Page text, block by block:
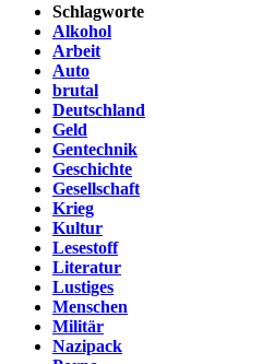
Schlagworte
Alkohol
Arbeit
Auto
brutal
Deutschland
Geld
Gentechnik
Geschichte
Gesellschaft
Krieg
Kultur
Lesestoff
Literatur
Lustiges
Menschen
Militär
Nazipack